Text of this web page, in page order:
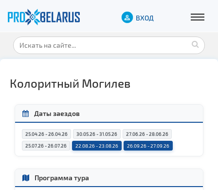
ВХОД
Колоритный Могилев
Даты заездов
25.04.26 - 26.04.26 30.05.26 - 31.05.26
27.06.26 - 28.06.26
25.07.26 - 26.07.26
22.08.26 - 23.08.26 26.09.26 - 27.09.26
Программа тура